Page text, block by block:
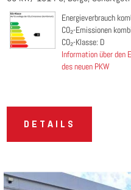
Energieverbrauch
CO₂-Emissionen
CO₂-Klasse: D
Information über den
des neuen PKW
DETAILS